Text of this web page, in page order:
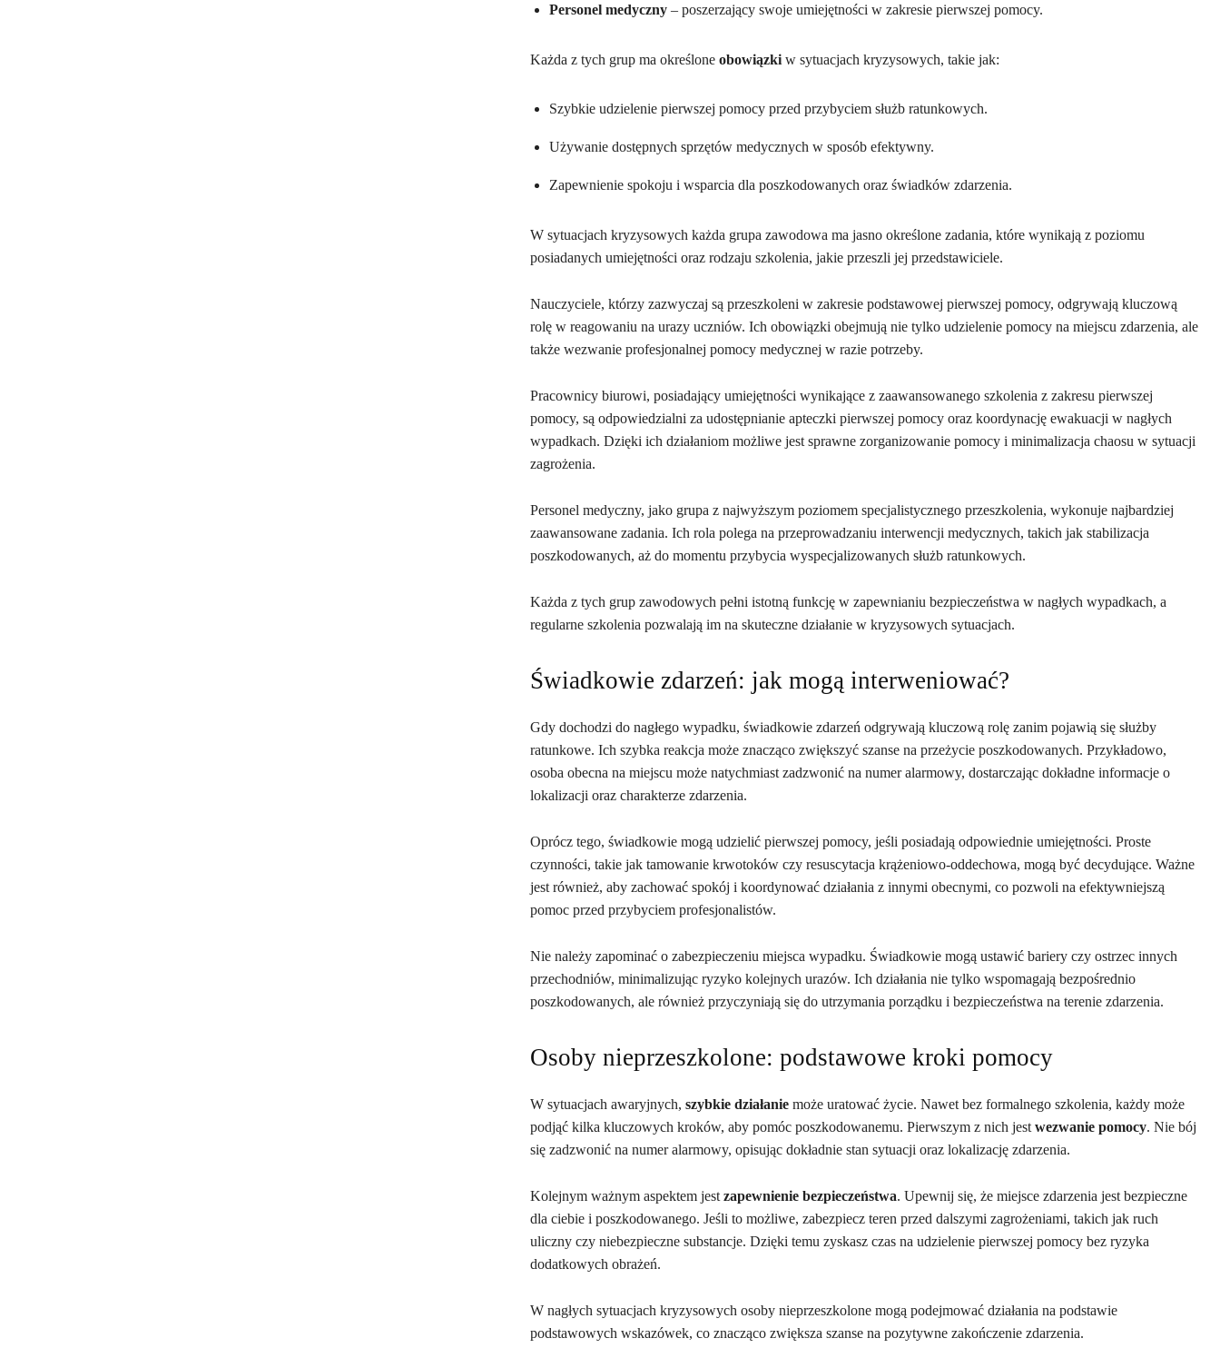
Personel medyczny – poszerzający swoje umiejętności w zakresie pierwszej pomocy.
Każda z tych grup ma określone obowiązki w sytuacjach kryzysowych, takie jak:
Szybkie udzielenie pierwszej pomocy przed przybyciem służb ratunkowych.
Używanie dostępnych sprzętów medycznych w sposób efektywny.
Zapewnienie spokoju i wsparcia dla poszkodowanych oraz świadków zdarzenia.
W sytuacjach kryzysowych każda grupa zawodowa ma jasno określone zadania, które wynikają z poziomu
posiadanych umiejętności oraz rodzaju szkolenia, jakie przeszli jej przedstawiciele.
Nauczyciele, którzy zazwyczaj są przeszkoleni w zakresie podstawowej pierwszej pomocy, odgrywają kluczową
rolę w reagowaniu na urazy uczniów. Ich obowiązki obejmują nie tylko udzielenie pomocy na miejscu zdarzenia, ale
także wezwanie profesjonalnej pomocy medycznej w razie potrzeby.
Pracownicy biurowi, posiadający umiejętności wynikające z zaawansowanego szkolenia z zakresu pierwszej
pomocy, są odpowiedzialni za udostępnianie apteczki pierwszej pomocy oraz koordynację ewakuacji w nagłych
wypadkach. Dzięki ich działaniom możliwe jest sprawne zorganizowanie pomocy i minimalizacja chaosu w sytuacji
zagrożenia.
Personel medyczny, jako grupa z najwyższym poziomem specjalistycznego przeszkolenia, wykonuje najbardziej
zaawansowane zadania. Ich rola polega na przeprowadzaniu interwencji medycznych, takich jak stabilizacja
poszkodowanych, aż do momentu przybycia wyspecjalizowanych służb ratunkowych.
Każda z tych grup zawodowych pełni istotną funkcję w zapewnianiu bezpieczeństwa w nagłych wypadkach, a
regularne szkolenia pozwalają im na skuteczne działanie w kryzysowych sytuacjach.
Świadkowie zdarzeń: jak mogą interweniować?
Gdy dochodzi do nagłego wypadku, świadkowie zdarzeń odgrywają kluczową rolę zanim pojawią się służby
ratunkowe. Ich szybka reakcja może znacząco zwiększyć szanse na przeżycie poszkodowanych. Przykładowo,
osoba obecna na miejscu może natychmiast zadzwonić na numer alarmowy, dostarczając dokładne informacje o
lokalizacji oraz charakterze zdarzenia.
Oprócz tego, świadkowie mogą udzielić pierwszej pomocy, jeśli posiadają odpowiednie umiejętności. Proste
czynności, takie jak tamowanie krwotoków czy resuscytacja krążeniowo-oddechowa, mogą być decydujące. Ważne
jest również, aby zachować spokój i koordynować działania z innymi obecnymi, co pozwoli na efektywniejszą
pomoc przed przybyciem profesjonalistów.
Nie należy zapominać o zabezpieczeniu miejsca wypadku. Świadkowie mogą ustawić bariery czy ostrzec innych
przechodniów, minimalizując ryzyko kolejnych urazów. Ich działania nie tylko wspomagają bezpośrednio
poszkodowanych, ale również przyczyniają się do utrzymania porządku i bezpieczeństwa na terenie zdarzenia.
Osoby nieprzeszkolone: podstawowe kroki pomocy
W sytuacjach awaryjnych, szybkie działanie może uratować życie. Nawet bez formalnego szkolenia, każdy może
podjąć kilka kluczowych kroków, aby pomóc poszkodowanemu. Pierwszym z nich jest wezwanie pomocy. Nie bój
się zadzwonić na numer alarmowy, opisując dokładnie stan sytuacji oraz lokalizację zdarzenia.
Kolejnym ważnym aspektem jest zapewnienie bezpieczeństwa. Upewnij się, że miejsce zdarzenia jest bezpieczne
dla ciebie i poszkodowanego. Jeśli to możliwe, zabezpiecz teren przed dalszymi zagrożeniami, takich jak ruch
uliczny czy niebezpieczne substancje. Dzięki temu zyskasz czas na udzielenie pierwszej pomocy bez ryzyka
dodatkowych obrażeń.
W nagłych sytuacjach kryzysowych osoby nieprzeszkolone mogą podejmować działania na podstawie
podstawowych wskazówek, co znacząco zwiększa szanse na pozytywne zakończenie zdarzenia.